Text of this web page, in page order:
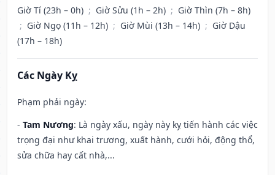
Giờ Tí (23h – 0h) ; Giờ Sửu (1h – 2h) ; Giờ Thìn (7h – 8h)
; Giờ Ngọ (11h – 12h) ; Giờ Mùi (13h – 14h) ; Giờ Dậu
(17h – 18h)
Các Ngày Kỵ
Phạm phải ngày:
- Tam Nương: Là ngày xấu, ngày này kỵ tiến hành các việc
trọng đại như khai trương, xuất hành, cưới hỏi, động thổ,
sửa chữa hay cất nhà,...